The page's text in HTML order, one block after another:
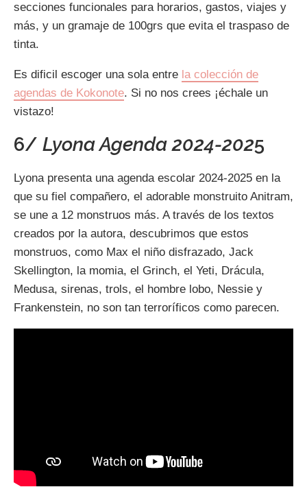
secciones funcionales para horarios, gastos, viajes y
más, y un gramaje de 100grs que evita el traspaso de
tinta.
Es dificil escoger una sola entre la colección de
agendas de Kokonote. Si no nos crees ¡échale un
vistazo!
6/ Lyona Agenda 2024-2025
Lyona presenta una agenda escolar 2024-2025 en la
que su fiel compañero, el adorable monstruito Anitram,
se une a 12 monstruos más. A través de los textos
creados por la autora, descubrimos que estos
monstruos, como Max el niño disfrazado, Jack
Skellington, la momia, el Grinch, el Yeti, Drácula,
Medusa, sirenas, trols, el hombre lobo, Nessie y
Frankenstein, no son tan terroríficos como parecen.